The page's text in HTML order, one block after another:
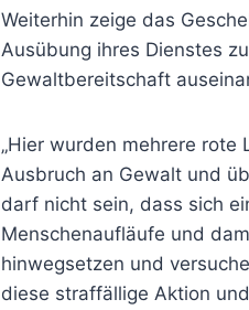
Weiterhin zeige das
Ausübung ihres Dienstes
Gewaltbereitschaft
„Hier wurden mehrere
Ausbruch an Gewalt und
darf nicht sein, dass sich
Menschenaufläufe und
hinwegsetzen und
diese straffällige Aktion